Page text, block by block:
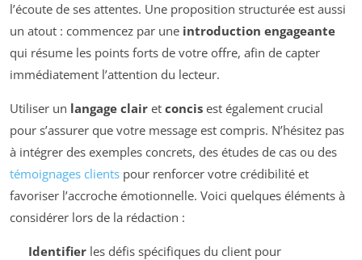
l’écoute de ses attentes. Une proposition structurée est aussi
un atout : commencez par une introduction engageante
qui résume les points forts de votre offre, afin de capter
immédiatement l’attention du lecteur.
Utiliser un langage clair et concis est également crucial
pour s’assurer que votre message est compris. N’hésitez pas
à intégrer des exemples concrets, des études de cas ou des
témoignages clients pour renforcer votre crédibilité et
favoriser l’accroche émotionnelle. Voici quelques éléments à
considérer lors de la rédaction :
Identifierles défis spécifiques du client pour